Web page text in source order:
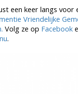
een keer langs voor
Vriendelijke
Volg ze op Facebook
.